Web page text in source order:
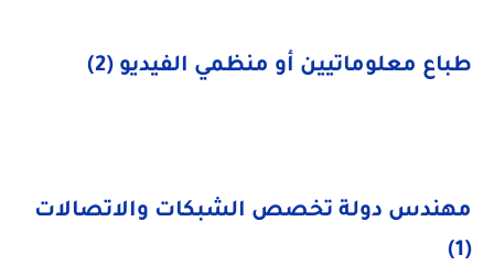
طباع معلوماتيين أو منظمي الفيديو (2)
مهندس دولة تخصص الشبكات والاتصالات
(1)